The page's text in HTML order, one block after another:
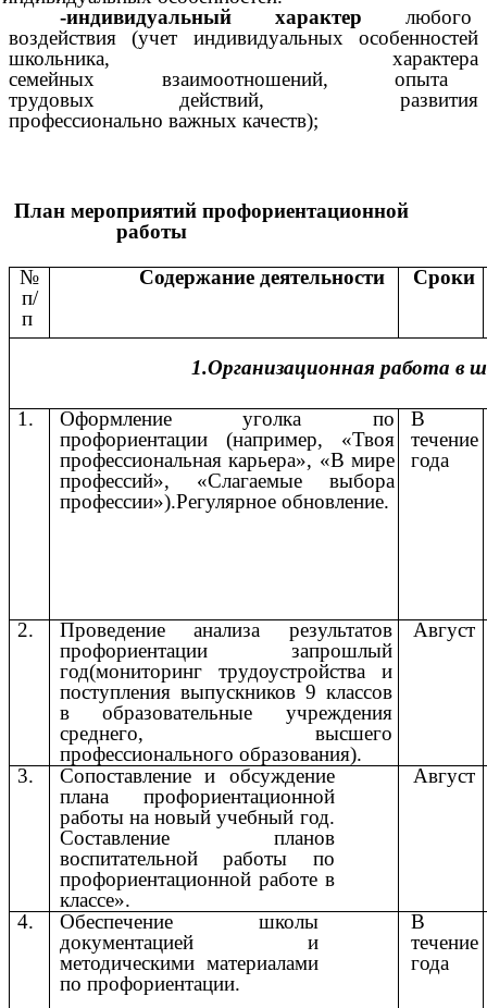
-индивидуальный
характер любого
воздействия (учет индивидуальных особенностей
школьника, характера
семейных взаимоотношений, опыта
трудовых действий, развития
профессионально важных качеств);
План мероприятий профориентационной
работы
№
п/
п
Содержание деятельности Сроки
1.Организационная работа в
1.
Оформление уголка по
профориентации (например, «Твоя
профессиональная карьера», «В мире
профессий», «Слагаемые выбора
профессии»).Регулярное обновление.
В
течение
года
2.
Проведение анализа результатов
профориентации запрошлый
год(мониторинг трудоустройства и
поступления выпускников 9 классов
в образовательные учреждения
среднего, высшего
профессионального образования).
Август
3.
Сопоставление и обсуждение
плана профориентационной
работы на новый учебный год.
Составление планов
воспитательной работы по
профориентационной работе в
классе».
Август
4.
Обеспечение школы
документацией и
методическими материалами
по профориентации.
В
течение
года